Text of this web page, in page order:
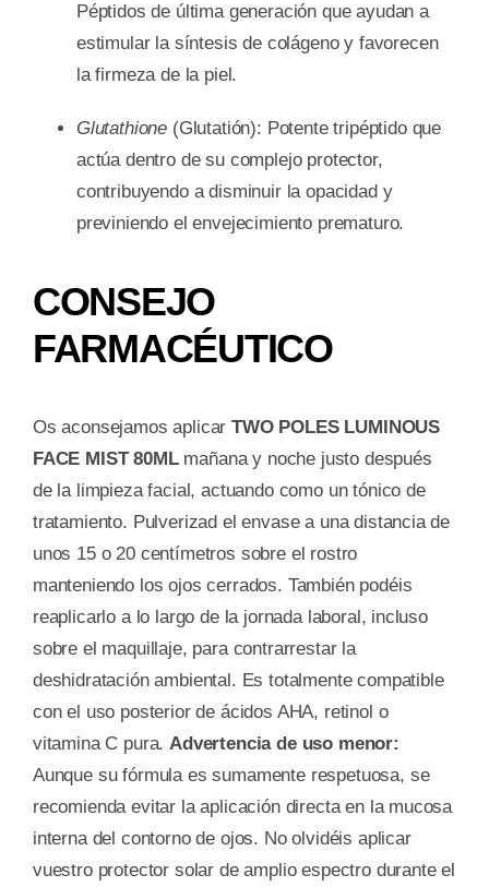
Péptidos de última generación que ayudan a
estimular la síntesis de colágeno y favorecen
la firmeza de la piel.
Glutathione (Glutatión): Potente tripéptido que
actúa dentro de su complejo protector,
contribuyendo a disminuir la opacidad y
previniendo el envejecimiento prematuro.
CONSEJO
FARMACÉUTICO
Os aconsejamos aplicarTWO POLES LUMINOUS
FACE MIST 80MLmañana y noche justo después
de la limpieza facial, actuando como un tónico de
tratamiento. Pulverizad el envase a una distancia de
unos 15 o 20 centímetros sobre el rostro
manteniendo los ojos cerrados. También podéis
reaplicarlo a lo largo de la jornada laboral, incluso
sobre el maquillaje, para contrarrestar la
deshidratación ambiental. Es totalmente compatible
con el uso posterior de ácidos AHA, retinol o
vitamina C pura.Advertencia de uso menor:
Aunque su fórmula es sumamente respetuosa, se
recomienda evitar la aplicación directa en la mucosa
interna del contorno de ojos. No olvidéis aplicar
vuestro protector solar de amplio espectro durante el